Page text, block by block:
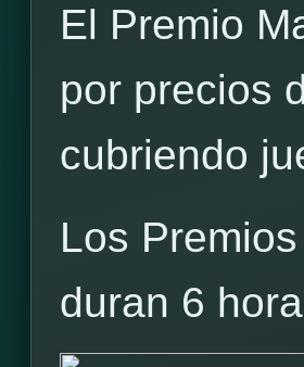
El Premio
por precios
cubriendo
Los
duran 6